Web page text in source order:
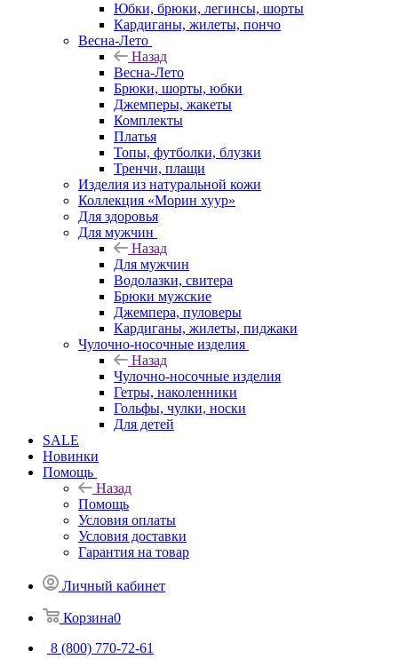
Юбки, брюки, легинсы, шорты
Кардиганы, жилеты, пончо
Весна-Лето
Назад
Весна-Лето
Брюки, шорты, юбки
Джемперы, жакеты
Комплекты
Платья
Топы, футболки, блузки
Тренчи, плащи
Изделия из натуральной кожи
Коллекция «Морин хуур»
Для здоровья
Для мужчин
Назад
Для мужчин
Водолазки, свитера
Брюки мужские
Джемпера, пуловеры
Кардиганы, жилеты, пиджаки
Чулочно-носочные изделия
Назад
Чулочно-носочные изделия
Гетры, наколенники
Гольфы, чулки, носки
Для детей
SALE
Новинки
Помощь
Назад
Помощь
Условия оплаты
Условия доставки
Гарантия на товар
Личный кабинет
Корзина0
8 (800) 770-72-61